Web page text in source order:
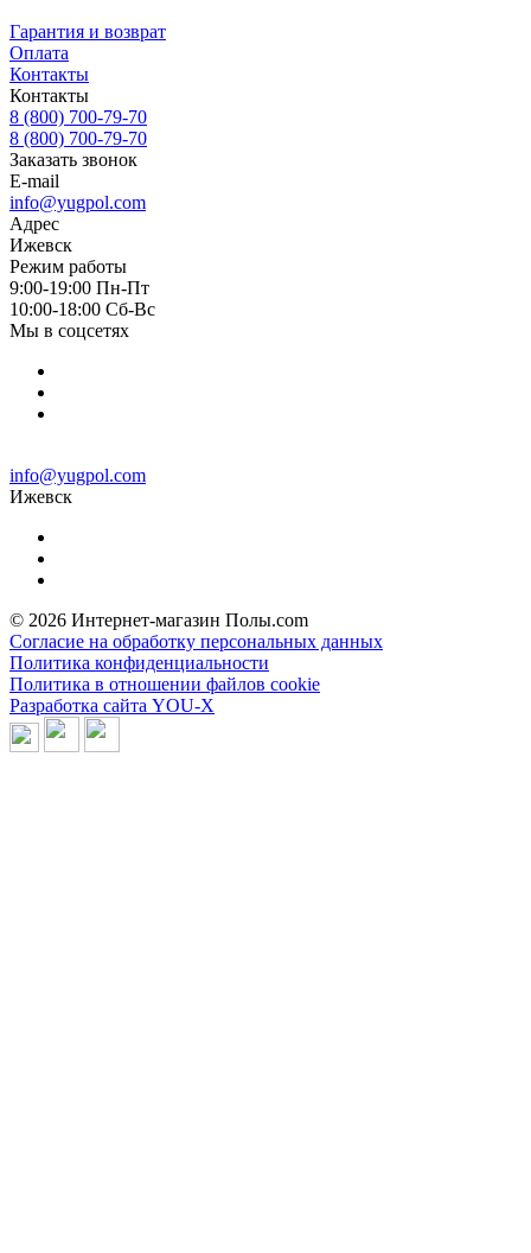
Гарантия и возврат
Оплата
Контакты
Контакты
8 (800) 700-79-70
8 (800) 700-79-70
Заказать звонок
E-mail
info@yugpol.com
Адрес
Ижевск
Режим работы
9:00-19:00 Пн-Пт
10:00-18:00 Cб-Вс
Мы в соцсетях
info@yugpol.com
Ижевск
© 2026 Интернет-магазин Полы.com
Согласие на обработку персональных данных
Политика конфиденциальности
Политика в отношении файлов cookie
Разработка сайта YOU-X